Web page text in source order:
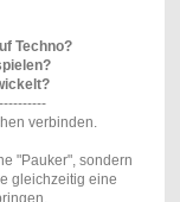
Techno?
verbinden.
"Pauker", sondern
gleichzeitig eine